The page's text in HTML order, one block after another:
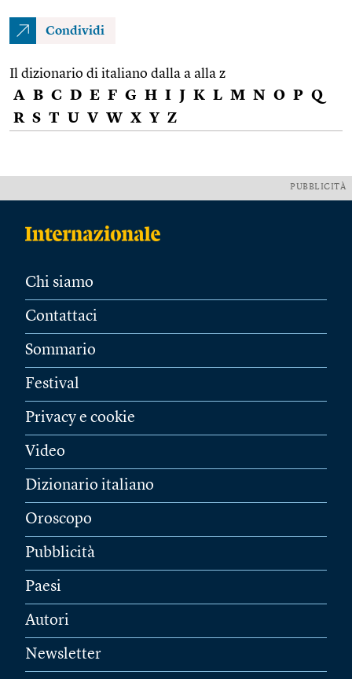
Condividi
Il dizionario di italiano dalla a alla z
A B C D E F G H I J K L M N O P Q
R S T U V W X Y Z
PUBBLICITÀ
Chi siamo
Contattaci
Sommario
Festival
Privacy e cookie
Video
Dizionario italiano
Oroscopo
Pubblicità
Paesi
Autori
Newsletter